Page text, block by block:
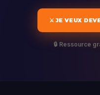
⚔️ JE VEUX
🔒 Ressource